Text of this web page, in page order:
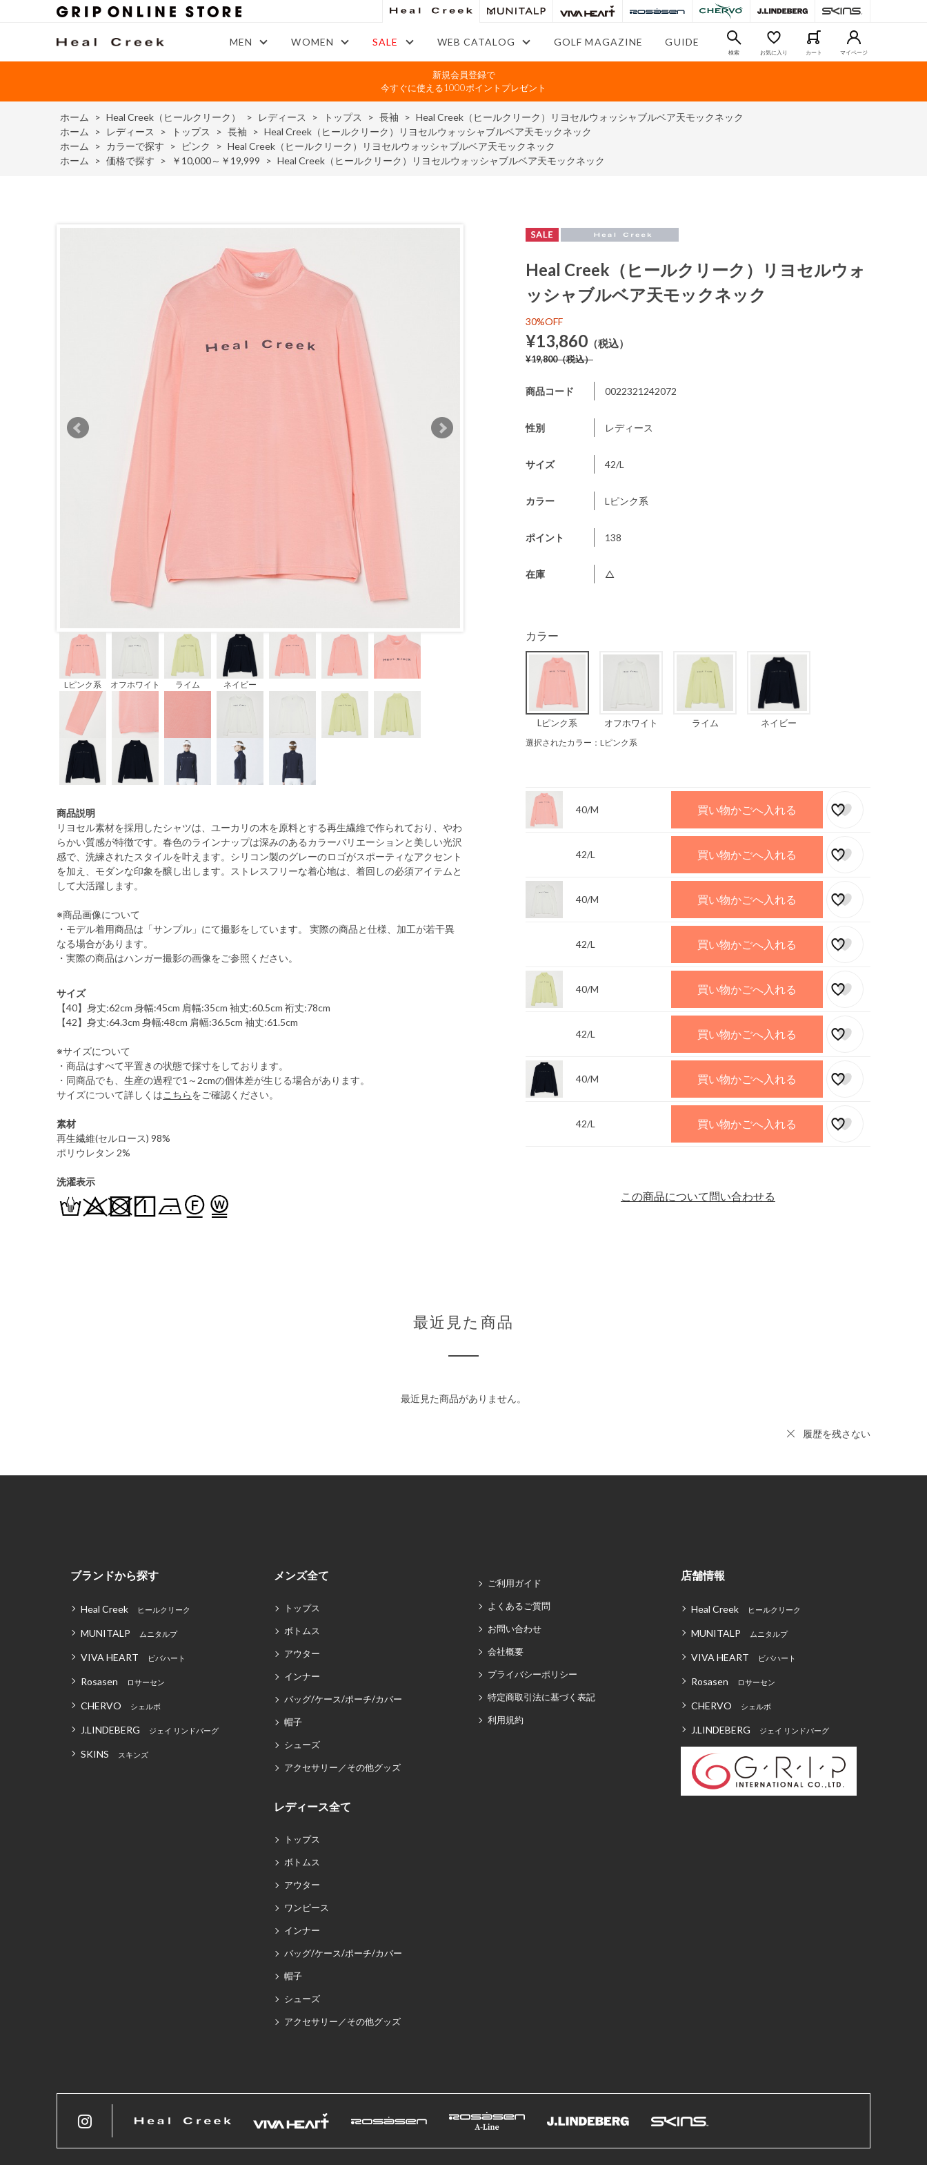
MEN WOMEN SALE WEB CATALOG GOLF MAGAZINE GUIDE
検索 お気に入り カート マイページ
新規会員登録で
今すぐに使える1000ポイントプレゼント
ホーム > Heal Creek（ヒールクリーク） > レディース > トップス > 長袖 > Heal Creek（ヒールクリーク）リヨセルウォッシャブルベア天モックネック
ホーム
> レディース > トップス > 長袖 > Heal Creek（ヒールクリーク）リヨセルウォッシャブルベア天モックネック
ホーム
> カラーで探す > ピンク > Heal Creek（ヒールクリーク）リヨセルウォッシャブルベア天モックネック
ホーム
> 価格で探す > ￥10,000～￥19,999 > Heal Creek（ヒールクリーク）リヨセルウォッシャブルベア天モックネック
Lピンク系 オフホワイト ライム ネイビー
商品説明
リヨセル素材を採用したシャツは、ユーカリの木を原料とする再生繊維で作られており、やわ
らかい質感が特徴です。春色のラインナップは深みのあるカラーバリエーションと美しい光沢
感で、洗練されたスタイルを叶えます。シリコン製のグレーのロゴがスポーティなアクセント
を加え、モダンな印象を醸し出します。ストレスフリーな着心地は、着回しの必須アイテムと
して大活躍します。
※商品画像について
・モデル着用商品は「サンプル」にて撮影をしています。 実際の商品と仕様、加工が若干異
なる場合があります。
・実際の商品はハンガー撮影の画像をご参照ください。
サイズ
【40】身丈:62cm 身幅:45cm 肩幅:35cm 袖丈:60.5cm 裄丈:78cm
【42】身丈:64.3cm 身幅:48cm 肩幅:36.5cm 袖丈:61.5cm
※サイズについて
・商品はすべて平置きの状態で採寸をしております。
・同商品でも、生産の過程で1～2cmの個体差が生じる場合があります。
サイズについて詳しくはこちらをご確認ください。
素材
再生繊維(セルロース) 98%
ポリウレタン 2%
洗濯表示
Heal Creek（ヒールクリーク）リヨセルウォ
ッシャブルベア天モックネック
30%OFF
¥13,860 （税込）
¥19,800（税込）
商品コード 0022321242072
性別 レディース
サイズ 42/L
カラー Lピンク系
ポイント 138
在庫 △
カラー
Lピンク系 オフホワイト ライム ネイビー
選択されたカラー：Lピンク系
40/M 買い物かごへ入れる
42/L 買い物かごへ入れる
40/M 買い物かごへ入れる
42/L 買い物かごへ入れる
40/M 買い物かごへ入れる
42/L 買い物かごへ入れる
40/M 買い物かごへ入れる
42/L 買い物かごへ入れる
この商品について問い合わせる
最近見た商品
最近見た商品がありません。
履歴を残さない
ブランドから探す
Heal Creek ヒールクリーク
MUNITALP ムニタルプ
VIVA HEART ビバハート
Rosasen ロサーセン
CHERVO シェルボ
J.LINDEBERG ジェイ リンドバーグ
SKINS スキンズ
メンズ全て
トップス
ボトムス
アウター
インナー
バッグ/ケース/ポーチ/カバー
帽子
シューズ
アクセサリー／その他グッズ
レディース全て
トップス
ボトムス
アウター
ワンピース
インナー
バッグ/ケース/ポーチ/カバー
帽子
シューズ
アクセサリー／その他グッズ
ご利用ガイド
よくあるご質問
お問い合わせ
会社概要
プライバシーポリシー
特定商取引法に基づく表記
利用規約
店舗情報
Heal Creek ヒールクリーク
MUNITALP ムニタルプ
VIVA HEART ビバハート
Rosasen ロサーセン
CHERVO シェルボ
J.LINDEBERG ジェイ リンドバーグ